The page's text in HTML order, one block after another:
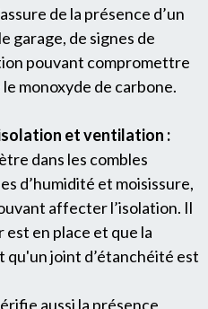
de la présence d’un
garage, de signes de
pouvant compromettre
monoxyde de carbone.
et ventilation :
dans les combles
d’humidité et moisissure,
affecter l’isolation. Il
est en place et que la
qu'un joint d’étanchéité est
aussi la présence